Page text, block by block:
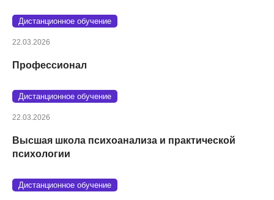
Дистанционное обучение
22.03.2026
Профессионал
Дистанционное обучение
22.03.2026
Высшая школа психоанализа и практической
психологии
Дистанционное обучение